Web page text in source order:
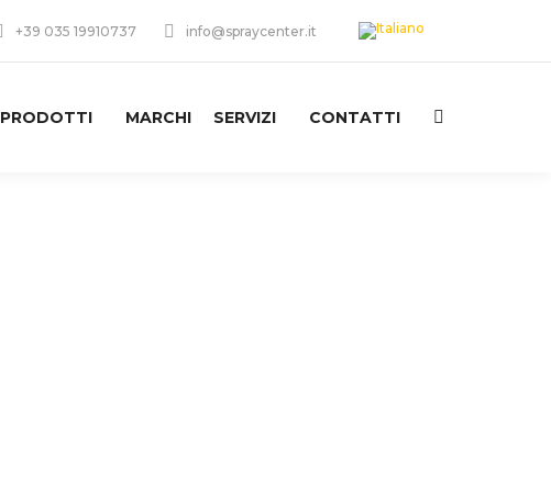
+39 035 19910737 info@spraycenter.it
PRODOTTI MARCHI SERVIZI CONTATTI Search: